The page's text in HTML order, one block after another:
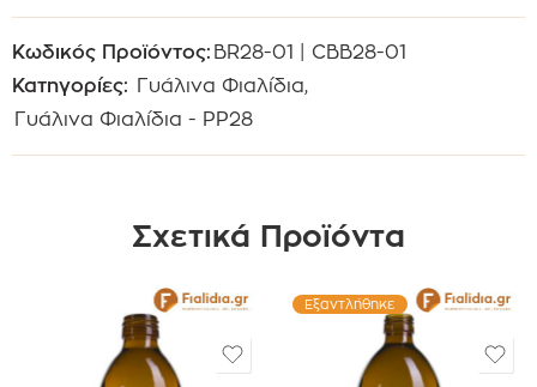
Κωδικός Προϊόντος: BR28-01 | CBB28-01
Κατηγορίες: Γυάλινα Φιαλίδια,
Γυάλινα Φιαλίδια - PP28
Σχετικά Προϊόντα
Εξαντλήθηκε